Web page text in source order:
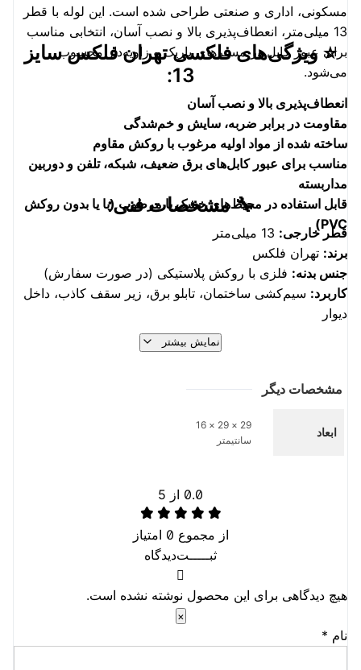
مسکونی، اداری و صنعتی طراحی شده است. این لوله با قطر
13 میلی‌متر، انعطاف‌پذیری بالا و نصب آسان، انتخابی مناسب
برای عبور کابل در مسیرهای باریک و زاویه‌دار محسوب
می‌شود.
⭐ ویژگی‌های فلکسی تهران فلکس سایز
13:
انعطاف‌پذیری بالا و نصب آسان
مقاومت در برابر ضربه، سایش و خم‌شدگی
ساخته شده از مواد اولیه مرغوب با روکش مقاوم
مناسب برای عبور کابل‌های برق ضعیف، شبکه، تلفن و دوربین
مداربسته
قابل استفاده در محیط‌های خشک یا مرطوب (با یا بدون روکش
PVC)
🔧 مشخصات فنی:
قطر خارجی:
برند: تهران فلکس
جنس بدنه: فلزی با روکش پلاستیکی (در صورت سفارش)
کاربرد: سیم‌کشی ساختمان، تابلو برق، زیر سقف کاذب، داخل
دیوار
ساخت ایران – کیفیت صنعتی
نمایش بیشتر
مشخصات دیگر
ابعاد
29 × 29 × 16
سانتیمتر
0.0 از 5
از مجموع 0 امتیاز
ثبـــــت‌دیدگاه
هیچ دیدگاهی برای این محصول نوشته نشده است.
×
نام *